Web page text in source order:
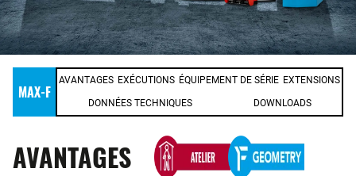
MAX-F
AVANTAGES EXÉCUTIONS ÉQUIPEMENT DE SÉRIE EXTENSIONS
DONNÉES TECHNIQUES DOWNLOADS
AVANTAGES